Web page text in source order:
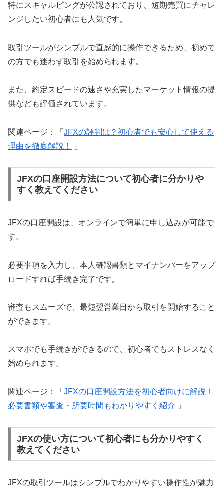
特にスキャルピングが公認されており、短期売買にチャレ
ンジしたい初心者にも人気です。
取引ツールがシンプルで直感的に操作できるため、初めて
の方でも迷わず取引を始められます。
また、約定スピードの速さや充実したマーケット情報の提
供なども評価されています。
関連ページ：「 JFXの評判は？初心者でも安心して使える
理由を徹底解説！
」
JFXの口座開設方法について初心者に分かりや
すく教えてください
JFXの口座開設は、オンラインで簡単に申し込みが可能で
す。
必要事項を入力し、本人確認書類とマイナンバーをアップ
ロードすれば手続き完了です。
審査もスムーズで、最短翌営業日から取引を開始すること
ができます。
スマホでも手続きができるので、初心者でもストレスなく
始められます。
関連ページ：「 JFXの口座開設方法を初心者向けに解説！
必要書類や審査・所要時間もわかりやすく紹介
」
JFXの使い方について初心者にも分かりやすく
教えてください
JFXの取引ツールはシンプルでわかりやすい操作性が魅力